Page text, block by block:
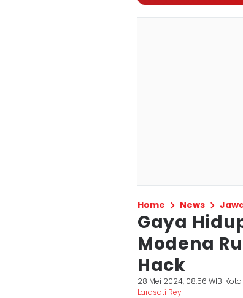
Home News
Gaya
Modena
Hack
28 Mei 2024, 08:56 WIB
Larasati Rey